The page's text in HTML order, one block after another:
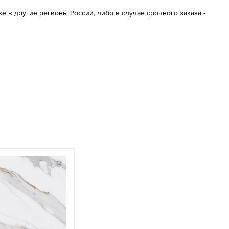
другие регионы России, либо в случае срочного заказа -